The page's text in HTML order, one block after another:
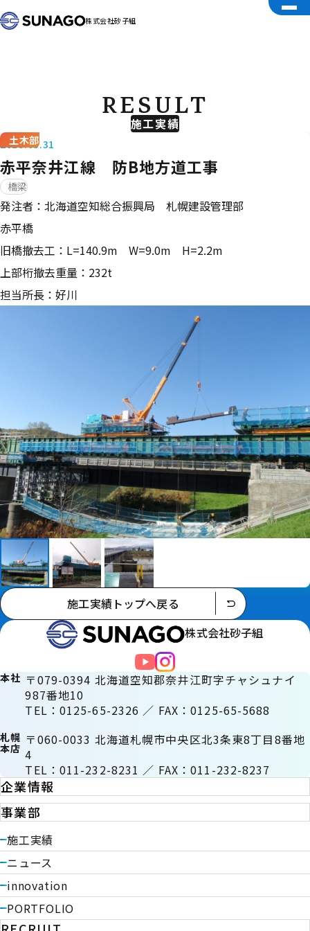
株式会社砂子組
施工実績
RESULT
土木部
2018.03.31
赤平奈井江線 防B地方道工事
橋梁
発注者：北海道空知総合振興局 札幌建設管理部
赤平橋
旧橋撤去工：L=140.9m W=9.0m H=2.2m
上部桁撤去重量：232t
担当所長：好川
施工実績トップへ戻る
株式会社砂子組
本社 〒079-0394 北海道空知郡奈井江町字チャシュナイ
987番地10
TEL：0125-65-2326 ／ FAX：0125-65-5688
札幌
本店
〒060-0033 北海道札幌市中央区北3条東8丁目8番地
4
TEL：011-232-8231 ／ FAX：011-232-8237
企業情報
事業部
施工実績
ニュース
innovation
PORTFOLIO